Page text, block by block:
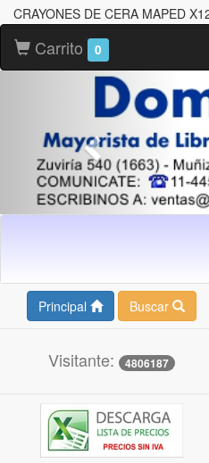
CRAYONES DE CERA MAPED
Carrito 0
Principal Buscar
Visitante: 4806187